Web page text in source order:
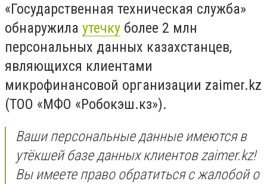
«Государственная техническая служба»
обнаружила утечку более 2 млн
персональных данных казахстанцев,
являющихся клиентами
микрофинансовой организации zaimer.kz
(ТОО «МФО «Робокэш.кз»).
Ваши персональные данные имеются в
утёкшей базе данных клиентов zaimer.kz!
Вы имеете право обратиться с жалобой о